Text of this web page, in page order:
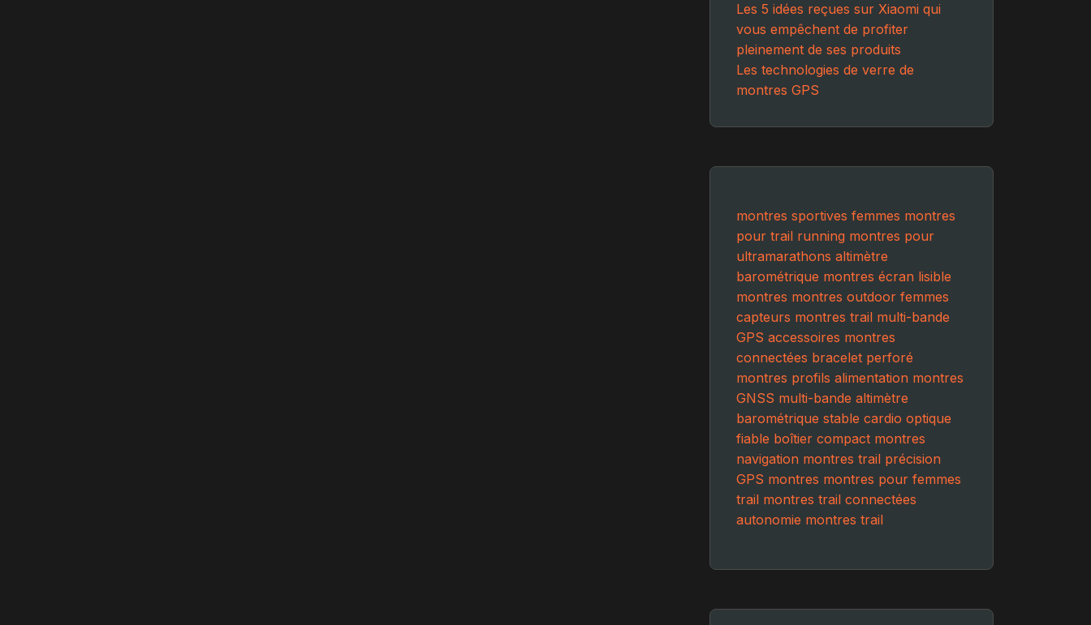
Les 5 idées reçues sur Xiaomi qui
vous empêchent de profiter
pleinement de ses produits
Les technologies de verre de
montres GPS
montres sportives femmes montres
pour trail running montres pour
ultramarathons altimètre
barométrique montres écran lisible
montres montres outdoor femmes
capteurs montres trail multi-bande
GPS accessoires montres
connectées bracelet perforé
montres profils alimentation montres
GNSS multi-bande altimètre
barométrique stable cardio optique
fiable boîtier compact montres
navigation montres trail précision
GPS montres montres pour femmes
trail montres trail connectées
autonomie montres trail